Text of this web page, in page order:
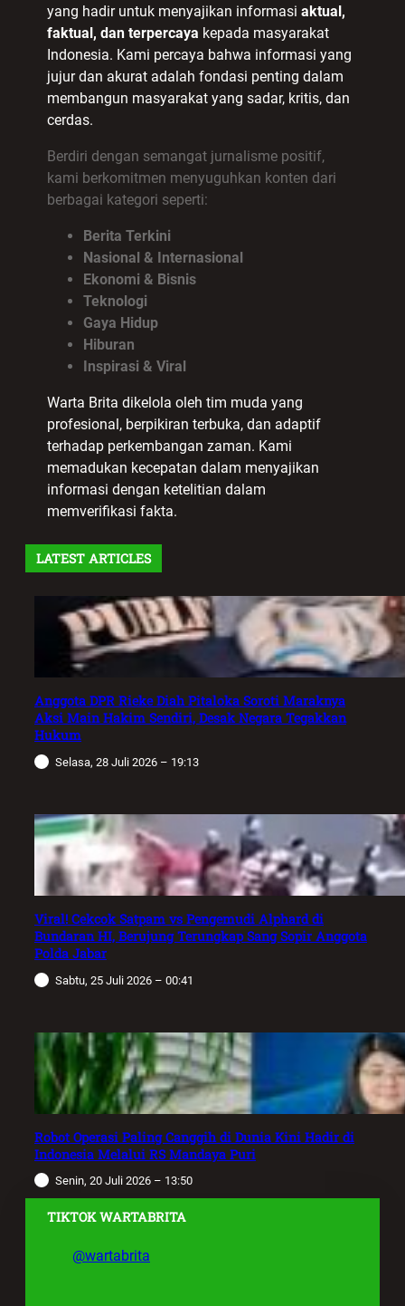
yang hadir untuk menyajikan informasi aktual,
faktual, dan terpercaya kepada masyarakat
Indonesia. Kami percaya bahwa informasi yang
jujur dan akurat adalah fondasi penting dalam
membangun masyarakat yang sadar, kritis, dan
cerdas.
Berdiri dengan semangat jurnalisme positif,
kami berkomitmen menyuguhkan konten dari
berbagai kategori seperti:
Berita Terkini
Nasional & Internasional
Ekonomi & Bisnis
Teknologi
Gaya Hidup
Hiburan
Inspirasi & Viral
Warta Brita dikelola oleh tim muda yang
profesional, berpikiran terbuka, dan adaptif
terhadap perkembangan zaman. Kami
memadukan kecepatan dalam menyajikan
informasi dengan ketelitian dalam
memverifikasi fakta.
LATEST ARTICLES
Anggota DPR Rieke Diah Pitaloka Soroti Maraknya
Aksi Main Hakim Sendiri, Desak Negara Tegakkan
Hukum
Selasa, 28 Juli 2026 – 19:13
Viral! Cekcok Satpam vs Pengemudi Alphard di
Bundaran HI, Berujung Terungkap Sang Sopir Anggota
Polda Jabar
Sabtu, 25 Juli 2026 – 00:41
Robot Operasi Paling Canggih di Dunia Kini Hadir di
Indonesia Melalui RS Mandaya Puri
Senin, 20 Juli 2026 – 13:50
TIKTOK WARTABRITA
@wartabrita